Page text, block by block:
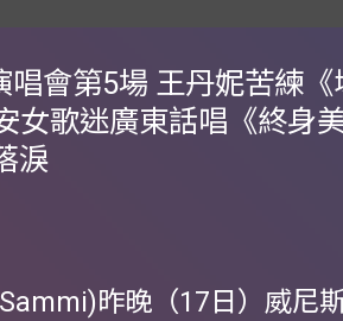
唱會第5場 王丹妮苦練《
女歌迷廣東話唱《終身
淚
昨晚（17日）威尼